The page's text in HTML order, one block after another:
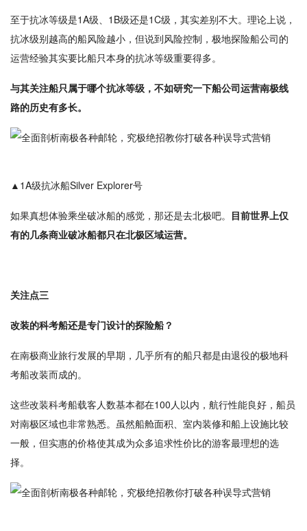
至于抗冰等级是1A级、1B级还是1C级，其实差别不大。理论上说，
抗冰级别越高的船风险越小，但说到风险控制，极地探险船公司的
运营经验其实要比船只本身的抗冰等级重要得多。
与其关注船只属于哪个抗冰等级，不如研究一下船公司运营南极线
路的历史有多长。
▲1A级抗冰船Silver Explorer号
如果真想体验乘坐破冰船的感觉，那还是去北极吧。 目前世界上仅
有的几条商业破冰船都只在北极区域运营。
关注点三
改装的科考船还是专门设计的探险船？
在南极商业旅行发展的早期，几乎所有的船只都是由退役的极地科
考船改装而成的。
这些改装科考船载客人数基本都在100人以内，航行性能良好，船员
对南极区域也非常熟悉。虽然船舱面积、室内装修和船上设施比较
一般，但实惠的价格使其成为众多追求性价比的游客最理想的选
择。